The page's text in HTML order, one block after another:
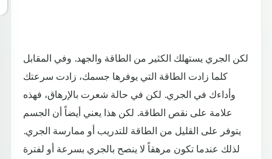
لكن الجري يستهلك الكثير من الطاقة والجهد. وفي المقابل
كلما زادت الطاقة التي يوفرها جسمك، زادت سرعتك
وأداءك في الجري. لكن في حالة شعرت بالإرهاق، فهذه
علامة على نقص الطاقة. لكن هذا يعني أيضاً أن الجسم
يتوفر على القليل من الطاقة للتدريب أو ممارسة الجري.
لذلك عندما تكون مرهقاً لا ينصح بالجري بسرعة أو لفترة